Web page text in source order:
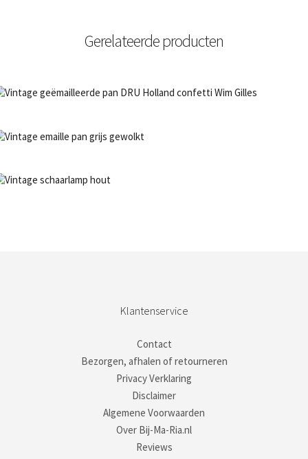
Gerelateerde producten
Klantenservice
Contact
Bezorgen, afhalen of retourneren
Privacy Verklaring
Disclaimer
Algemene Voorwaarden
Over Bij-Ma-Ria.nl
Reviews